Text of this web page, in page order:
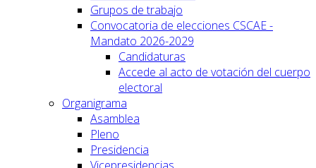
Grupos de trabajo
Convocatoria de elecciones CSCAE -
Mandato 2026-2029
Candidaturas
Accede al acto de votación del cuerpo
electoral
Organigrama
Asamblea
Pleno
Presidencia
Vicepresidencias